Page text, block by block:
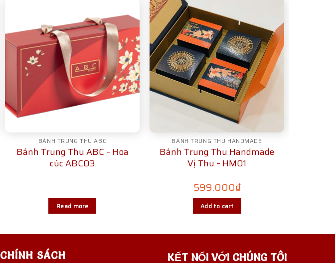
BÁNH TRUNG THU ABC
Bánh Trung Thu ABC – Hoa
cúc ABC03
Read more
BÁNH TRUNG THU HANDMADE
Bánh Trung Thu Handmade
Vị Thu – HM01
599.000₫
Add to cart
CHÍNH SÁCH KẾT NỐI VỚI CHÚNG TÔI